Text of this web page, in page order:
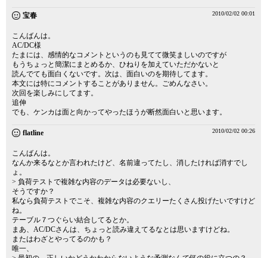
宝春 2010/02/02 00:01
こんばんは。
AC/DC様
たまには、感情的なコメントというのも見てて微笑ましいのですが
もうちょっと簡潔にまとめるか、ひねりを加えていただかないと
読んでても面白くないです。次は、面白いのを期待してます。
本文には特にコメントすることがありません。ごめんなさい。
次回を楽しみにしてます。
追伸
でも、ケンカは面と向かってやったほうが断然面白いと思います。
flatline 2010/02/02 00:26
こんばんは。
なんか来るなとか言われたけど、名前違ってたし、消したければ消すでし
ょ。
> 負荷テストで複雑な内容のデータは必要ないし、
そうですか？
私なら負荷テストでこそ、複雑な内容のクエリーたくさん投げたいですけど
ね。
テーブル７つぐらい結合してるとか。
まあ、AC/DCさんは、ちょっと読み違えてるなとは思いますけどね。
またはわざとやってるのかも？
唯一、